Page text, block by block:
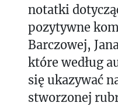
notatki
pozytywne
Barczowej,
które według
się ukazywać
stworzonej